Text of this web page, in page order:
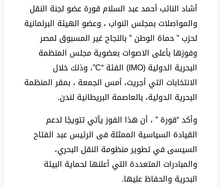
أشاد النائب أحمد عبد السلام قورة عضو لجنة النقل
والمواصلات بمجلس النواب ، وعضو الهيئة البرلمانية
لحزب ” حماة الوطن ” بالنجاح غير المسبوق لمصر
وفوزها بأعلى الاصوات بعضوية مجلس المنظمة
البحرية الدولية (IMO) الفئة “C”، وذلك خلال
الانتخابات التي أجريت، أمس الجمعة ، بمقر المنظمة
البحرية الدولية، بالعاصمة البريطانية لندن.
وأكد “قورة ” ، أن هذا الفوز يأتي تتويجًا لدعم
القيادة السياسية الممثلة فى الرئيس عبد الفتاح
السيسى في تطوير منظومة النقل البحري،
والمبادرات المتعددة التي أعلنها لحماية البيئة
البحرية والحفاظ عليها.